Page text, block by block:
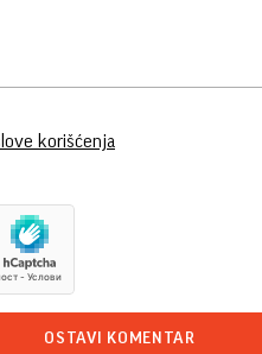
korišćenja
OSTAVI KOMENTAR